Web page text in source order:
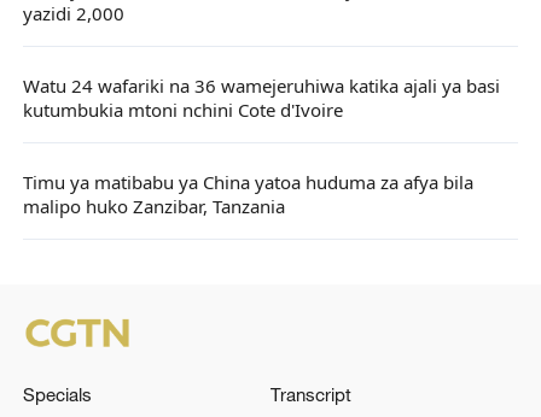
yazidi 2,000
Watu 24 wafariki na 36 wamejeruhiwa katika ajali ya basi
kutumbukia mtoni nchini Cote d'Ivoire
Timu ya matibabu ya China yatoa huduma za afya bila
malipo huko Zanzibar, Tanzania
Specials
Transcript